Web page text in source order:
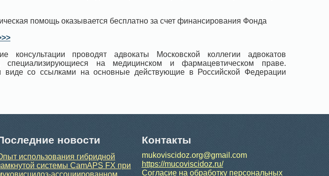
помощь оказывается бесплатно за счет финансирования Фонда
консультации проводят адвокаты Московской коллегии адвокатов
специализирующиеся на медицинском и фармацевтическом праве.
виде со ссылками на основные действующие в Российской Федерации
новости
использования гибридной
системы CamAPS FX при
Контакты
mukoviscidoz.org@gmail.com
https://mucoviscidoz.ru/
Согласие на обработку персональных